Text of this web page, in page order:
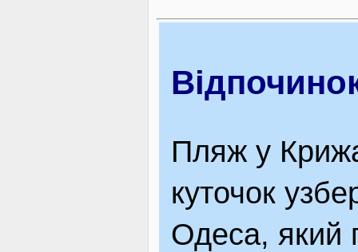
ТРАНСФЕР
ВІДВІДУВАЧАМ
Пляж у
куточок
Одеса, який